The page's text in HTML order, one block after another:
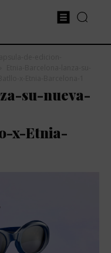
su-nueva-
x-Etnia-